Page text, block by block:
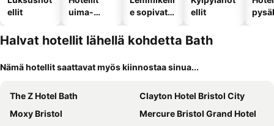
ellit
uima-
e sopivat
ellit
Halvat hotellit lähellä kohdetta Bath
Nämä hotellit saattavat myös kiinnostaa sinua...
The Z Hotel Bath
Clayton Hotel Bristol City
Moxy Bristol
Mercure Bristol Grand Hotel